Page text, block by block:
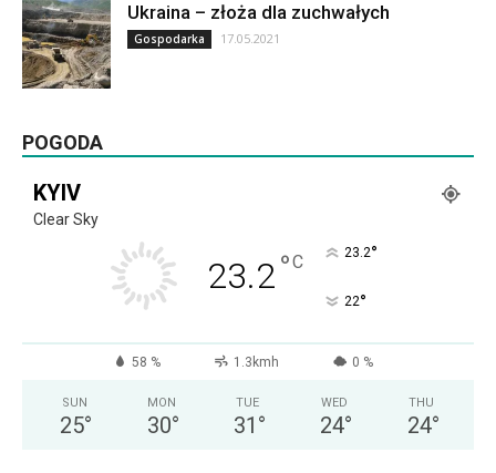
Ukraina – złoża dla zuchwałych
Gospodarka 17.05.2021
POGODA
KYIV
Clear Sky
23.2°C 23.2°
22°
58 % 1.3kmh 0 %
SUN
25°
MON
30°
TUE
31 °
WED
24°
THU
24°